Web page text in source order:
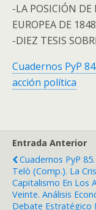
-LA POSICIÓN DE
EUROPEA DE 1848
-DIEZ TESIS
Cuadernos PyP
acción política
Entrada Anterior
Cuadernos PyP
Telò (Comp.). La
Capitalismo En Los
Veinte. Análisis
Debate Estratégico